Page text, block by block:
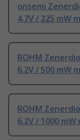
onsemi
4.7V / 225 mW
ROHM
6.2V / 500 mW
ROHM
6.2V / 1000 mW